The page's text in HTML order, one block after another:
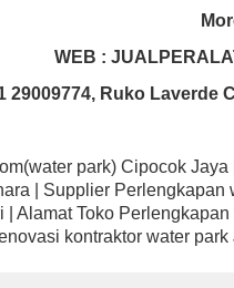
WEB :
29009774, Ruko
park) Cipocok
| Supplier Perlengkapan
| Alamat Toko
kontraktor water park